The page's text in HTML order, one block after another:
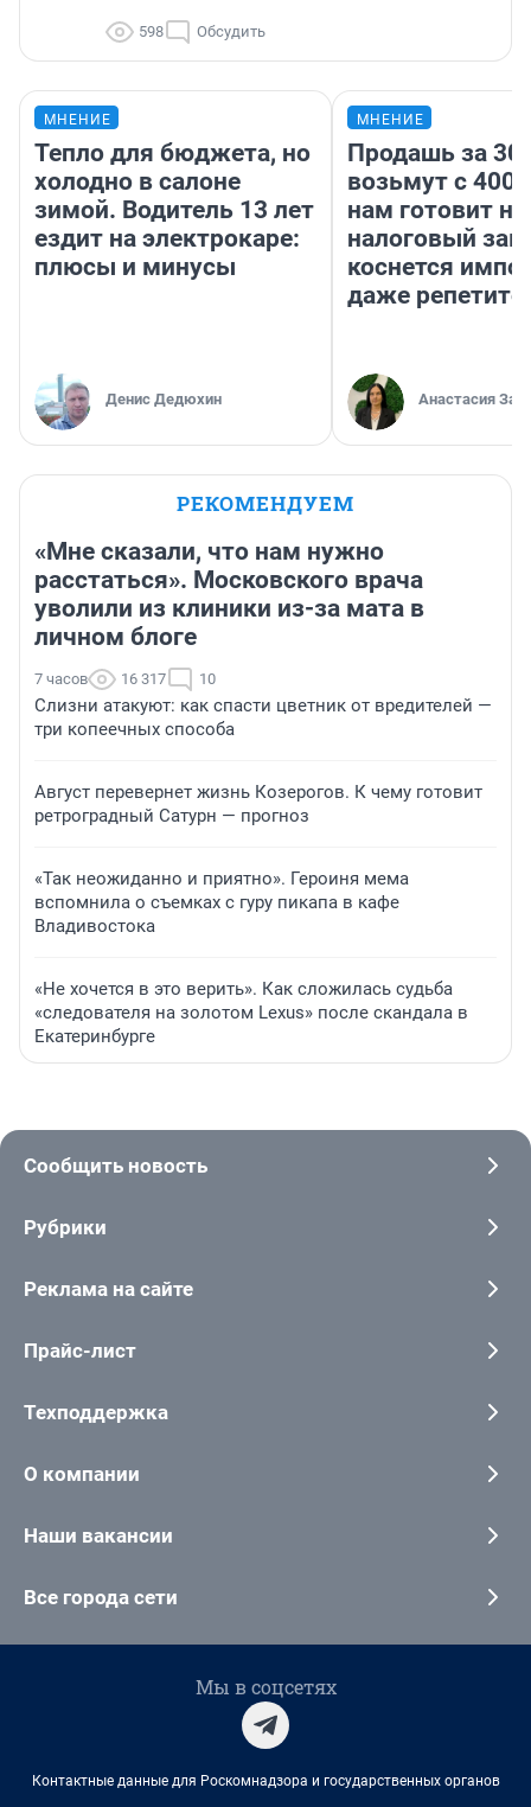
598 Обсудить
МНЕНИЕ
Тепло для бюджета, но
холодно в салоне
зимой. Водитель 13 лет
ездит на электрокаре:
плюсы и минусы
Денис Дедюхин
МНЕНИЕ
Продашь за
возьмут с
нам готовит
налоговый
коснется
даже
Анастасия
РЕКОМЕНДУЕМ
«Мне сказали, что нам нужно
расстаться». Московского врача
уволили из клиники из-за мата в
личном блоге
7 часов 16 317 10
Слизни атакуют: как спасти цветник от вредителей —
три копеечных способа
Август перевернет жизнь Козерогов. К чему готовит
ретроградный Сатурн — прогноз
«Так неожиданно и приятно». Героиня мема
вспомнила о съемках с гуру пикапа в кафе
Владивостока
«Не хочется в это верить». Как сложилась судьба
«следователя на золотом Lexus» после скандала в
Екатеринбурге
Сообщить новость
Рубрики
Реклама на сайте
Прайс-лист
Техподдержка
О компании
Наши вакансии
Все города сети
Мы в соцсетях
Контактные данные для Роскомнадзора и государственных органов